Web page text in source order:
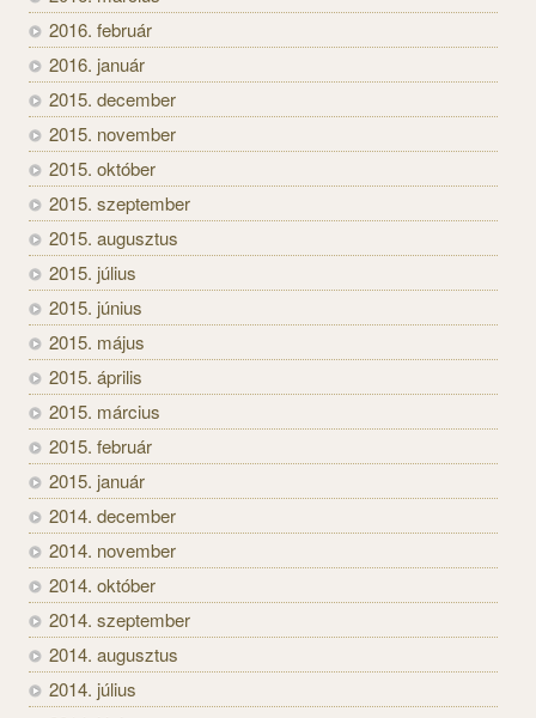
2016. február
2016. január
2015. december
2015. november
2015. október
2015. szeptember
2015. augusztus
2015. július
2015. június
2015. május
2015. április
2015. március
2015. február
2015. január
2014. december
2014. november
2014. október
2014. szeptember
2014. augusztus
2014. július